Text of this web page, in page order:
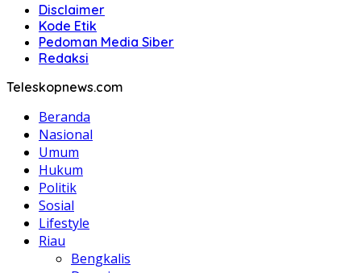
Disclaimer
Kode Etik
Pedoman Media Siber
Redaksi
Teleskopnews.com
Beranda
Nasional
Umum
Hukum
Politik
Sosial
Lifestyle
Riau
Bengkalis